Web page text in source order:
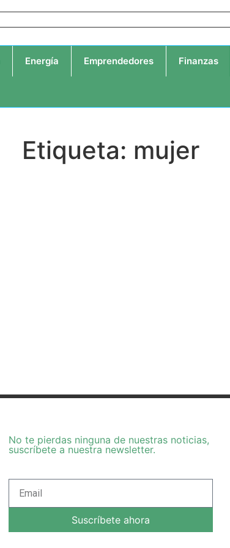
Energía Emprendedores Finanzas
Etiqueta: mujer
No te pierdas ninguna de nuestras noticias,
suscríbete a nuestra newsletter.
Suscríbete ahora